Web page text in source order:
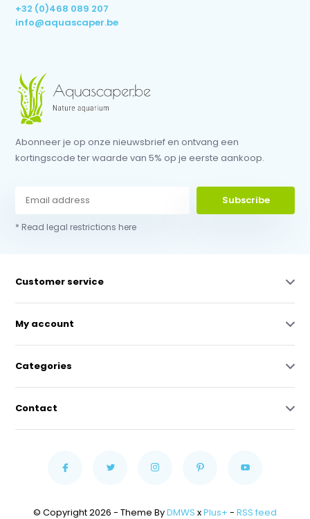
+32 (0)468 089 207
info@aquascaper.be
Abonneer je op onze nieuwsbrief en ontvang een
kortingscode ter waarde van 5% op je eerste aankoop.
Subscribe
* Read legal restrictions here
Customer service
My account
Categories
Contact
© Copyright 2026 - Theme ByDMWS xPlus+ - RSS feed